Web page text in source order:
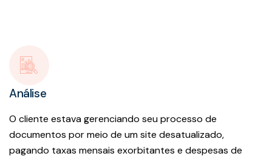
Análise
O cliente estava gerenciando seu processo de
documentos por meio de um site desatualizado,
pagando taxas mensais exorbitantes e despesas de